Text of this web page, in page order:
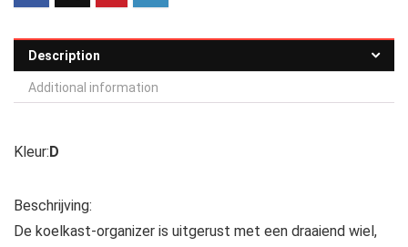
Description
Additional information
Kleur:D
Beschrijving:
De koelkast-organizer is uitgerust met een draaiend wiel,